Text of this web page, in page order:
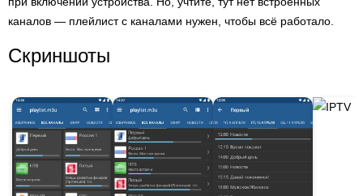
каналов — плейлист с каналами нужен, чтобы всё работало.
Скриншоты